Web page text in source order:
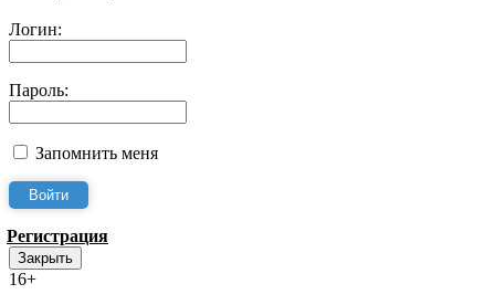
Логин:
Пароль:
Запомнить меня
Регистрация
Закрыть
16+